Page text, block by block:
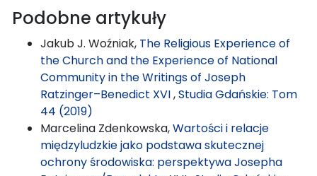
Podobne artykuły
Jakub J. Woźniak, The Religious Experience of
the Church and the Experience of National
Community in the Writings of Joseph
Ratzinger–Benedict XVI,Studia Gdańskie: Tom
44 (2019)
Marcelina Zdenkowska,Wartości i relacje
międzyludzkie jako podstawa skutecznej
ochrony środowiska: perspektywa Josepha